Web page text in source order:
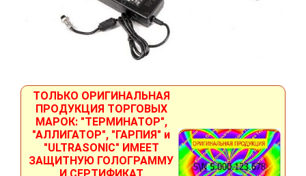
ТОЛЬКО ОРИГИНАЛЬНАЯ
ПРОДУКЦИЯ ТОРГОВЫХ
МАРОК: "ТЕРМИНАТОР",
"АЛЛИГАТОР", "ГАРПИЯ" и
"ULTRASONIC" ИМЕЕТ
ЗАЩИТНУЮ ГОЛОГРАММУ